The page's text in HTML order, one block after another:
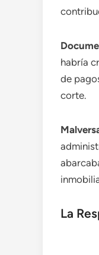
habría
de
corte.
La